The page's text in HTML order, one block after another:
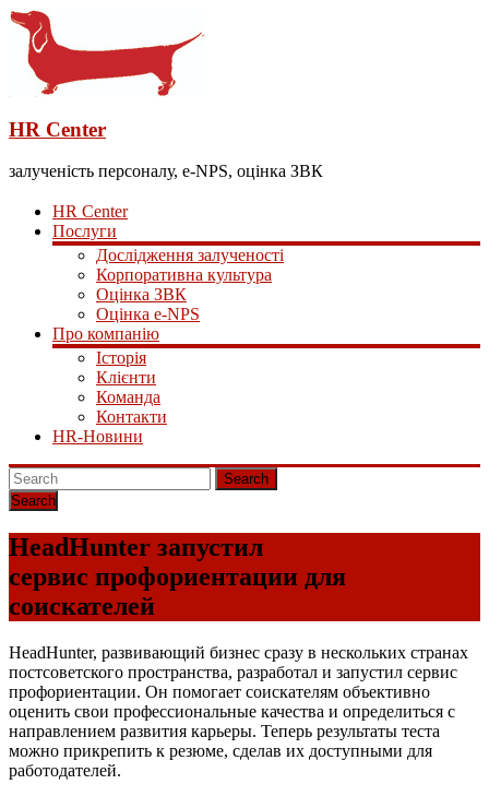
HR Center
залученість персоналу, e-NPS, оцінка ЗВК
HR Center
Послуги
Дослідження залученості
Корпоративна культура
Оцінка ЗВК
Оцінка e-NPS
Про компанію
Історія
Клієнти
Команда
Контакти
HR-Новини
Search
HeadHunter запустил
сервис профориентации для
соискателей
HeadHunter, развивающий бизнес сразу в нескольких странах
постсоветского пространства, разработал и запустил сервис
профориентации. Он помогает соискателям объективно
оценить свои профессиональные качества и определиться с
направлением развития карьеры. Теперь результаты теста
можно прикрепить к резюме, сделав их доступными для
работодателей.